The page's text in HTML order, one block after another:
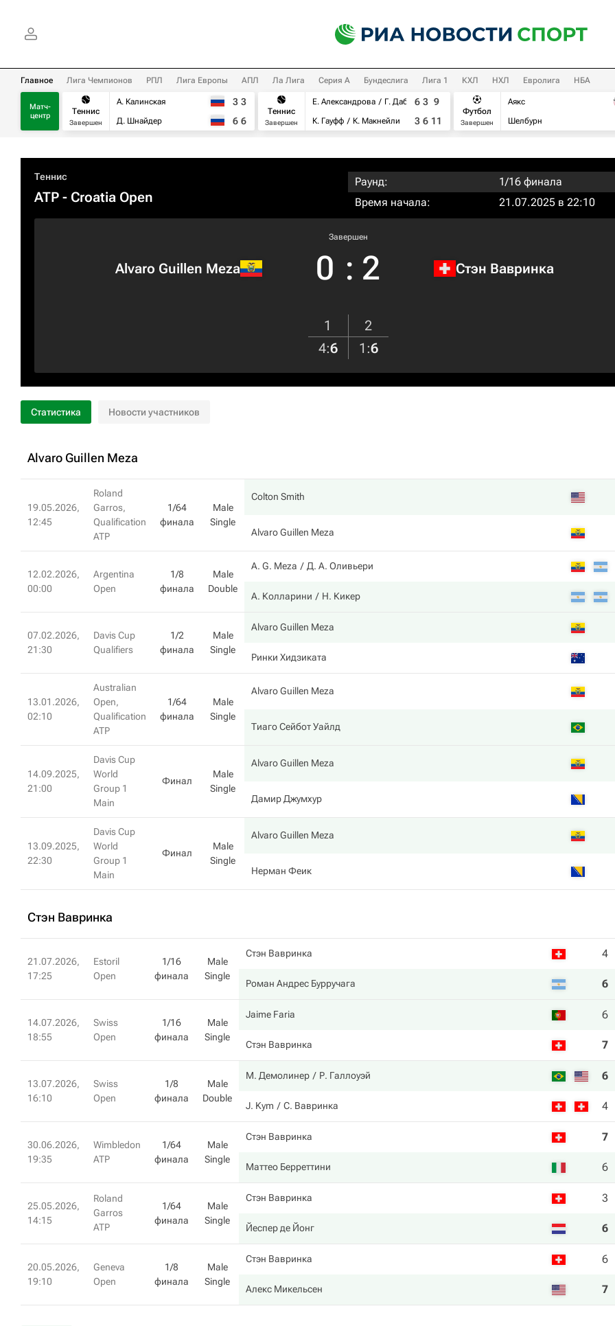
Главное Лига Чемпионов РПЛ Лига Европы АПЛ Ла Лига Серия А Бундеслига Лига 1 КХЛ НХЛ Евролига НБА
Матч-
центр
Теннис
Завершен
А. Калинская
Д. Шнайдер
3 3
6 6
Теннис
Завершен
Е. Александрова
Г. Дабровски
К. Гауфф
К. Макнейли
6 3 9
3 6 11
Футбол
Завершен
Аякс
Шелбурн
Теннис
ATP - Croatia Open
Раунд:
1/16 финала
Время начала:
21.07.2025 в 22:10
Alvaro Guillen Meza
Завершен
0 : 2 Стэн Вавринка
1
2
4:6 1 :6
Статистика Новости участников
Alvaro Guillen Meza
19.05.2026,
12:45
Roland
Garros,
Qualification
ATP
1/64
финала
Male
Single
Colton Smith
Alvaro Guillen Meza
12.02.2026,
00:00
Argentina
Open
1/8
финала
Male
Double
A. G. Meza Д. А. Оливьери
А. Колларини Н. Кикер
07.02.2026,
21:30
Davis Cup
Qualifiers
1/2
финала
Male
Single
Alvaro Guillen Meza
Ринки Хидзиката
13.01.2026,
02:10
Australian
Open,
Qualification
ATP
1/64
финала
Male
Single
Alvaro Guillen Meza
Тиаго Сейбот Уайлд
14.09.2025,
21:00
Davis Cup
World
Group 1
Main
Финал
Male
Single
Alvaro Guillen Meza
Дамир Джумхур
13.09.2025,
22:30
Davis Cup
World
Group 1
Main
Финал
Male
Single
Alvaro Guillen Meza
Нерман Феик
Стэн Вавринка
21.07.2026,
17:25
Estoril
Open
1/16
финала
Male
Single
Стэн Вавринка 4
Роман Андрес Бурручага 6
14.07.2026,
18:55
Swiss
Open
1/16
финала
Male
Single
Jaime Faria 6
Стэн Вавринка 7
13.07.2026,
16:10
Swiss
Open
1/8
финала
Male
Double
М. Демолинер Р. Галлоуэй 6
J. Kym С. Вавринка 4
30.06.2026,
19:35
Wimbledon
ATP
1/64
финала
Male
Single
Стэн Вавринка 7
Маттео Берреттини 6
25.05.2026,
14:15
Roland
Garros
ATP
1/64
финала
Male
Single
Стэн Вавринка 3
Йеспер де Йонг 6
20.05.2026,
19:10
Geneva
Open
1/8
финала
Male
Single
Стэн Вавринка 6
Алекс Микельсен 7